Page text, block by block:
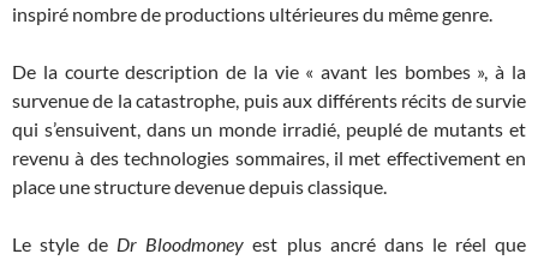
inspiré nombre de productions ultérieures du même genre.
De la courte description de la vie « avant les bombes », à la
survenue de la catastrophe, puis aux différents récits de survie
qui s’ensuivent, dans un monde irradié, peuplé de mutants et
revenu à des technologies sommaires, il met effectivement en
place une structure devenue depuis classique.
Le style de Dr Bloodmoney est plus ancré dans le réel que